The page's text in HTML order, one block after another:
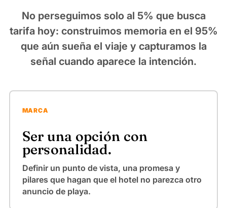
No perseguimos solo al 5% que busca
tarifa hoy: construimos memoria en el 95%
que aún sueña el viaje y capturamos la
señal cuando aparece la intención.
MARCA
Ser una opción con
personalidad.
Definir un punto de vista, una promesa y
pilares que hagan que el hotel no parezca otro
anuncio de playa.